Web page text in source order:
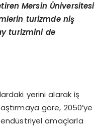
Mersin Üniversitesi
turizmde niş
turizmini de
yerini alarak iş
göre, 2050’ye
endüstriyel amaçlarla